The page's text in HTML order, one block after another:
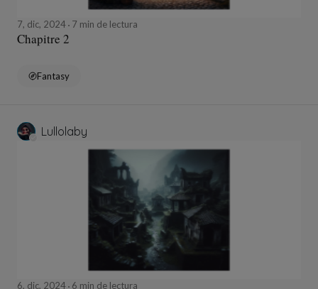
7, dic, 2024 7 min de lectura
Chapitre 2
Fantasy
Lullolaby
6, dic, 2024 6 min de lectura